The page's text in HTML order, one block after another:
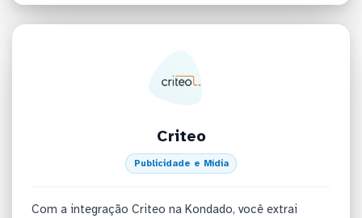
Criteo
Publicidade e Mídia
Com a integração Criteo na Kondado, você extrai